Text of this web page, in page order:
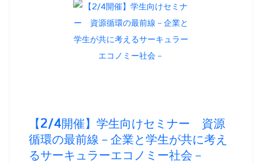
【2/4開催】学生向けセミナー 資源
循環の最前線－企業と学生が共に考え
るサーキュラーエコノミー社会－